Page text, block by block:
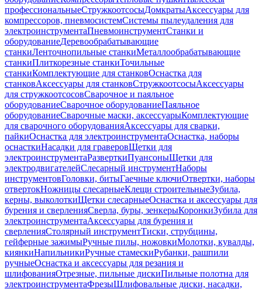
профессиональныеСтружкоотсосыДомкратыАксессуары для
компрессоров, пневмосистемСистемы пылеудаления для
электроинструментаПневмоинструментСтанки и
оборудованиеДеревообрабатывающие
станкиЛенточнопильные станкиМеталлообрабатывающие
станкиПлиткорезные станкиТочильные
станкиКомплектующие для станковОснастка для
станковАксессуары для станковСтружкоотсосыАксессуары
для стружкоотсосовСварочное и паяльное
оборудованиеСварочное оборудованиеПаяльное
оборудованиеСварочные маски, аксессуарыКомплектующие
для сварочного оборудованияАксессуары для сварки,
пайкиОснастка для электроинструментаОснастка, наборы
оснасткиНасадки для граверовЩетки для
электроинструментаРазверткиПуансоныЩетки для
электродвигателейСлесарный инструментНаборы
инструментовГоловки, битыГаечные ключиОтвертки, наборы
отвертокНожницы слесарныеКлещи строительныеЗубила,
керны, выколоткиЩетки слесарныеОснастка и аксессуары для
бурения и сверленияСверла, буры, зенкерыКоронкиЗубила для
электроинструментаАксессуары для бурения и
сверленияСтолярный инструментТиски, струбцины,
гейферные зажимыРучные пилы, ножовкиМолотки, кувалды,
киянкиНапильникиРучные стамескиРубанки, рашпили
ручныеОснастка и аксессуары для резания и
шлифованияОтрезные, пильные дискиПильные полотна для
электроинструментаФрезыШлифовальные диски, насадки,